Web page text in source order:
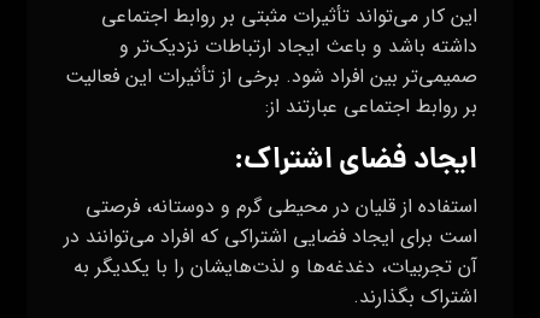
این کار می‌تواند تأثیرات مثبتی بر روابط اجتماعی
داشته باشد و باعث ایجاد ارتباطات نزدیک‌تر و
صمیمی‌تر بین افراد شود. برخی از تأثیرات این فعالیت
بر روابط اجتماعی عبارتند از:
ایجاد فضای اشتراک:
استفاده از قلیان در محیطی گرم و دوستانه، فرصتی
است برای ایجاد فضایی اشتراکی که افراد می‌توانند در
آن تجربیات، دغدغه‌ها و لذت‌هایشان را با یکدیگر به
اشتراک بگذارند.